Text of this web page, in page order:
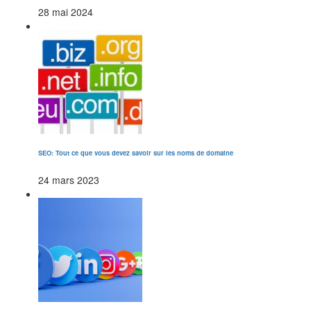
28 mai 2024
SEO: Tout ce que vous devez savoir sur les noms de domaine
24 mars 2023